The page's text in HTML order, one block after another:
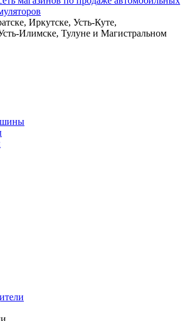
Иркутске, Усть-Куте,
Илимске, Тулуне и Магистральном
шины